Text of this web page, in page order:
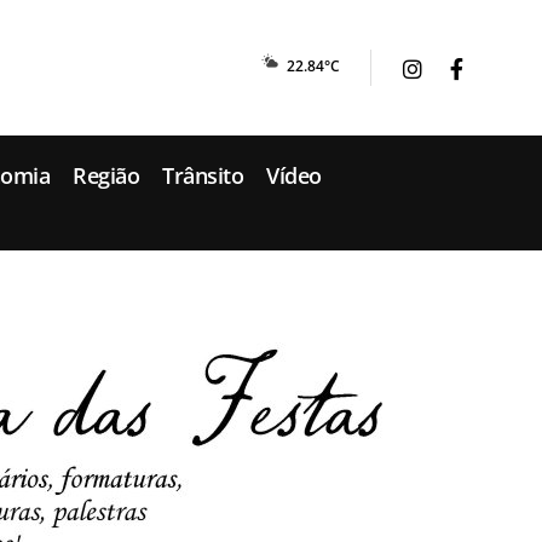
22.84°C
Região Trânsito Vídeo